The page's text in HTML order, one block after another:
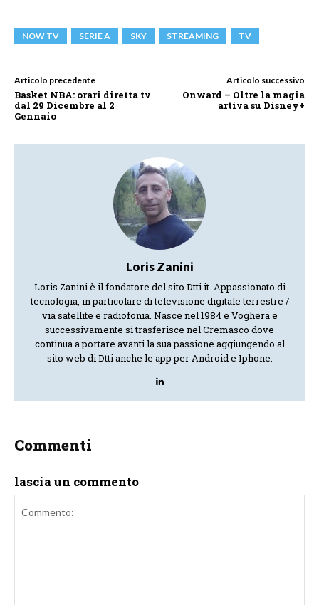
NOW TV SERIE A SKY STREAMING TV
Articolo precedente
Basket NBA: orari diretta tv
dal 29 Dicembre al 2
Gennaio
Articolo successivo
Onward – Oltre la magia
artiva su Disney+
Loris Zanini
Loris Zanini è il fondatore del sito Dtti.it. Appassionato di
tecnologia, in particolare di televisione digitale terrestre /
via satellite e radiofonia. Nasce nel 1984 e Voghera e
successivamente si trasferisce nel Cremasco dove
continua a portare avanti la sua passione aggiungendo al
sito web di Dtti anche le app per Android e Iphone.
Commenti
lascia un commento